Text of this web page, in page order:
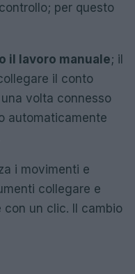
per questo
il lavoro manuale; il
il conto
volta connesso
automaticamente
i movimenti e
collegare e
con un clic. Il cambio